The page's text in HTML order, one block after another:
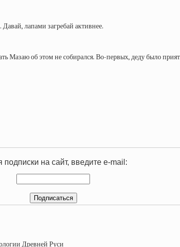
лапами загребай активнее.
Мазаю об этом не собирался. Во-первых, деду было
на сайт, введите e-mail: